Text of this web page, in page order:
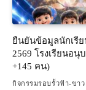
ยืนยันข้อมูลนักเรี
2569 โรงเรียนอ
+145 คน)
กิจกรรมรอบรั้วฟ้า-ขาว